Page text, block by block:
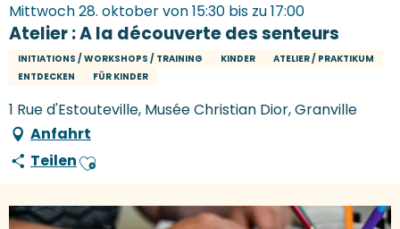
Mittwoch 28. oktober von 15:30 bis zu 17:00
Atelier : A la découverte des senteurs
INITIATIONS / WORKSHOPS / TRAINING KINDER
ATELIER / PRAKTIKUM
ENTDECKEN
FÜR KINDER
1 Rue d'Estouteville, Musée Christian Dior, Granville
Anfahrt
TeilenAjouter aux favoris